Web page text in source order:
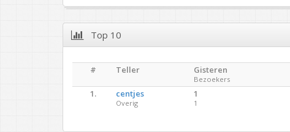
Top 10
# Teller Gisteren
Bezoekers
1. centjes
Overig
1
1